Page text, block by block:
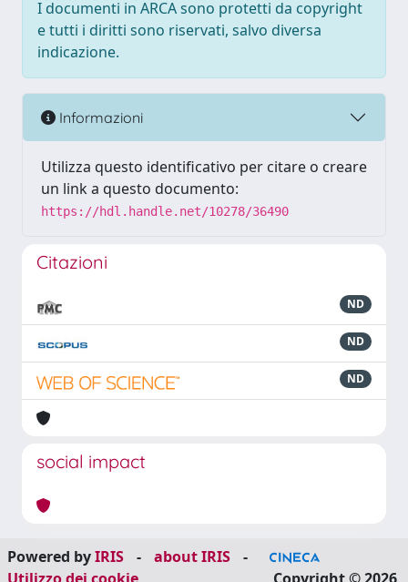
I documenti in ARCA sono protetti da copyright
e tutti i diritti sono riservati, salvo diversa
indicazione.
Informazioni
Utilizza questo identificativo per citare o creare
un link a questo documento:
https://hdl.handle.net/10278/36490
Citazioni
ND
ND
ND
social impact
Powered byIRIS - about IRIS
-